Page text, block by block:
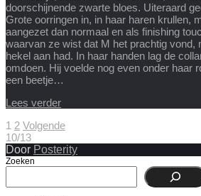
doorschijnende zwarte bloes. Uiteraard
Grote oorringen in, in haar haren krullen,
aangezet dan normaal en als finishing
waarvan ze wist dat M het prachtig vond,
hekel aan had. In haar handen lag de
omdoen. Hij voelde nog even onder haar
een beetje…
Lees verder
Berichten
paginering
1 2 Volgende
10/13
Door Posterity
Zoeken